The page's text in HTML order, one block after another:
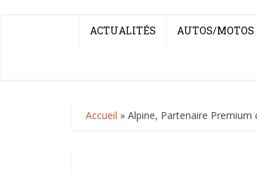
ACTUALITÉS AUTOS/MOTOS
Accueil » Alpine, Partenaire